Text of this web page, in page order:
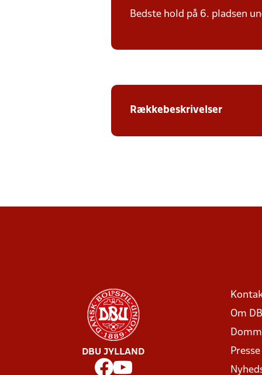
Bedste hold på 6. pladsen
Rækkebeskrivelser
DBU JYLLAND
Om
Presse